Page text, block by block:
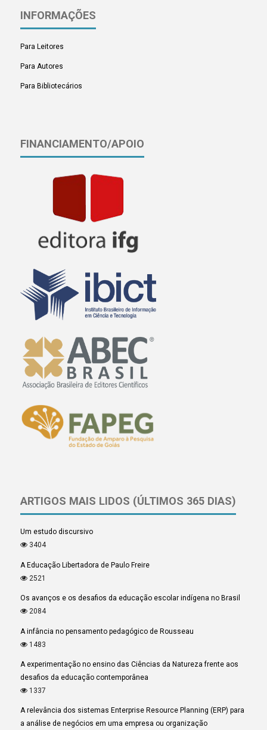
INFORMAÇÕES
Para Leitores
Para Autores
Para Bibliotecários
FINANCIAMENTO/APOIO
ARTIGOS MAIS LIDOS (ÚLTIMOS 365 DIAS)
Um estudo discursivo
3404
A Educação Libertadora de Paulo Freire
2521
Os avanços e os desafios da educação escolar indígena no Brasil
2084
A infância no pensamento pedagógico de Rousseau
1483
A experimentação no ensino das Ciências da Natureza frente aos
desafios da educação contemporânea
1337
A relevância dos sistemas Enterprise Resource Planning (ERP) para
a análise de negócios em uma empresa ou organização